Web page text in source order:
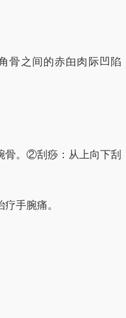
骨之间的赤甶肉际凹陷
。②刮痧：从上向下刮
手腕痛。